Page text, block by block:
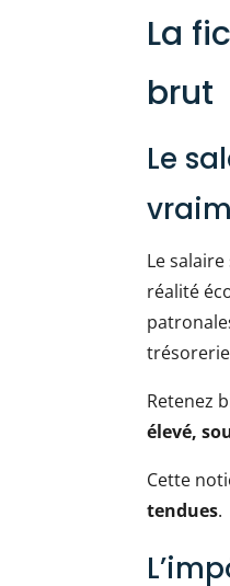
La
brut
Le
Le
réalité
Retenez
élevé,
Cette
tendues.